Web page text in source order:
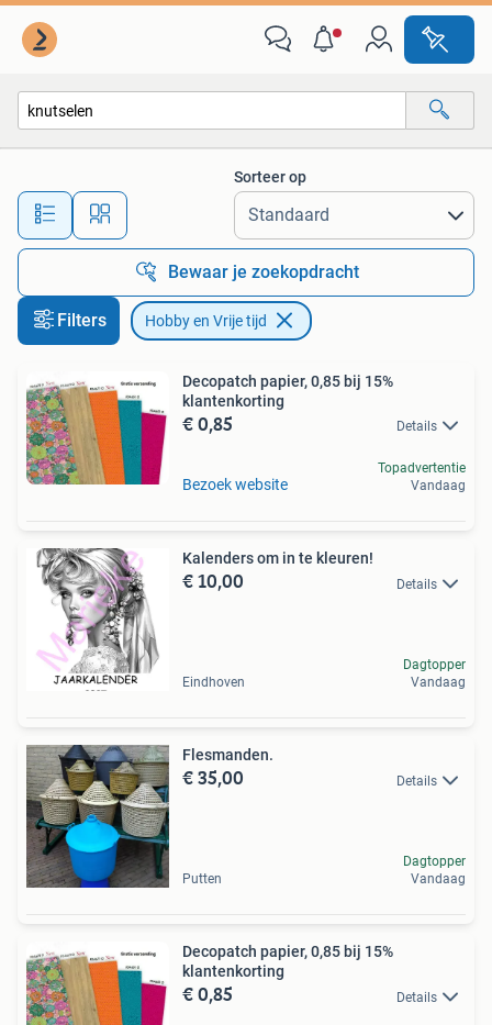
Alle afstanden…
Sorteer op
Bewaar je zoekopdracht
Filters Hobby en Vrije tijd
Decopatch papier, 0,85 bij 15%
klantenkorting
€ 0,85 Details
Bezoek website
Topadvertentie
Vandaag
Kalenders om in te kleuren!
€ 10,00 Details
Eindhoven
Dagtopper
Vandaag
Flesmanden.
€ 35,00 Details
Putten
Dagtopper
Vandaag
Decopatch papier, 0,85 bij 15%
klantenkorting
€ 0,85 Details